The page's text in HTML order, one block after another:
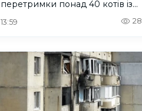
перетримки понад 40 котів із
13:59 28